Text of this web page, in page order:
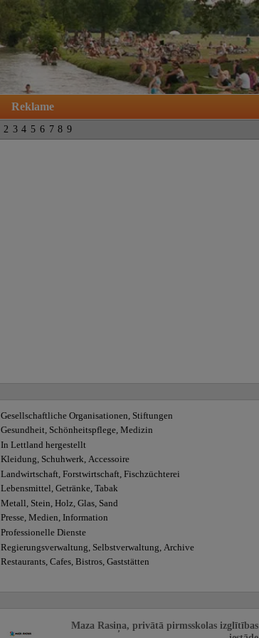
Reklame
2 3 4 5 6 7 8 9
Gesellschaftliche Organisationen, Stiftungen
Gesundheit, Schönheitspflege, Medizin
In Lettland hergestellt
Kleidung, Schuhwerk, Accessoire
Landwirtschaft, Forstwirtschaft, Fischzüchterei
Lebensmittel, Getränke, Tabak
Metall, Stein, Holz, Glas, Sand
Presse, Medien, Information
Professionelle Dienste
Regierungsverwaltung, Selbstverwaltung, Archive
Restaurants, Cafes, Bistros, Gaststätten
Maza Rasiņa, privātā pirmsskolas izglītības